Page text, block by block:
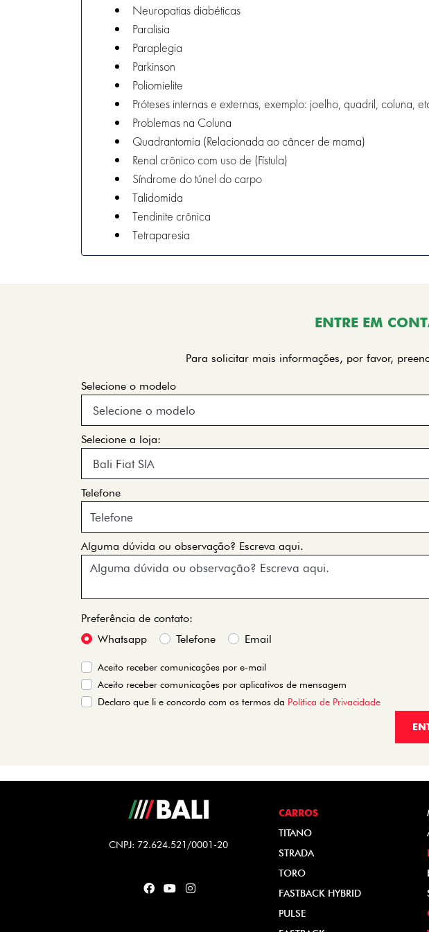
Neuropatias diabéticas
Paralisia
Paraplegia
Parkinson
Poliomielite
Próteses internas e externas, exemplo: joelho, quadril, coluna,
Problemas na Coluna
Quadrantomia (Relacionada ao câncer de mama)
Renal crônico com uso de (Fístula)
Síndrome do túnel do carpo
Talidomida
Tendinite crônica
Tetraparesia
ENTRE EM
Para solicitar mais informações, por favor,
Selecione o modelo
Selecione a loja:
Telefone
Alguma dúvida ou observação? Escreva aqui.
Preferência de contato:
Whatsapp
Telefone Email
Aceito receber comunicações por e-mail
Aceito receber comunicações por aplicativos de mensagem
Declaro que li e concordo com os termos da Política de Privacidade
CNPJ: 72.624.521/0001-20
CARROS
TITANO
STRADA
TORO
FASTBACK HYBRID
PULSE